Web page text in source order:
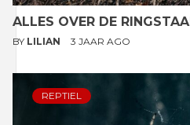
ALLES OVER DE
BY LILIAN 3 JAAR AGO
REPTIEL